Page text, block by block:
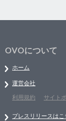
OVOについて
ホーム
運営会社
利用規約
サイト
プレスリリースは